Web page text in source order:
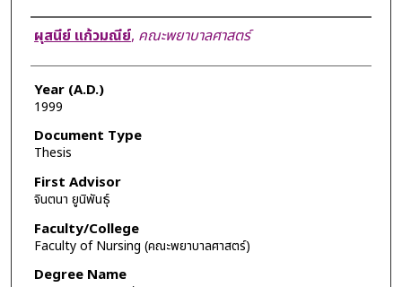
Author
ผุสนีย์ แก้วมณีย์, คณะพยาบาลศาสตร์
Year (A.D.)
1999
Document Type
Thesis
First Advisor
จินตนา ยูนิพันธุ์
Faculty/College
Faculty of Nursing (คณะพยาบาลศาสตร์)
Degree Name